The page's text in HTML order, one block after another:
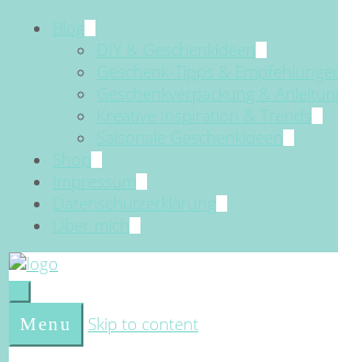
Blog
DIY & Geschenkideen
Geschenk-Tipps & Empfehlungen
Geschenkverpackung &
Kreative Inspiration & Trends
Saisonale Geschenkideen
Shop
Impressum
Datenschutzerklärung
Über mich
Menu Skip to content